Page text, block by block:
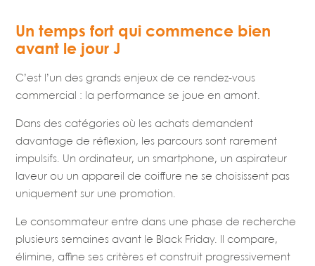
Un temps fort qui commence bien
avant le jour J
C’est l’un des grands enjeux de ce rendez-vous
commercial : la performance se joue en amont.
Dans des catégories où les achats demandent
davantage de réflexion, les parcours sont rarement
impulsifs. Un ordinateur, un smartphone, un aspirateur
laveur ou un appareil de coiffure ne se choisissent pas
uniquement sur une promotion.
Le consommateur entre dans une phase de recherche
plusieurs semaines avant le Black Friday. Il compare,
élimine, affine ses critères et construit progressivement